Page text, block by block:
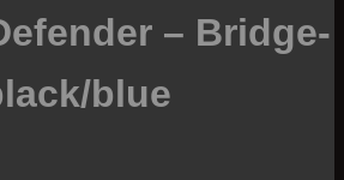
– Bridge-
blue